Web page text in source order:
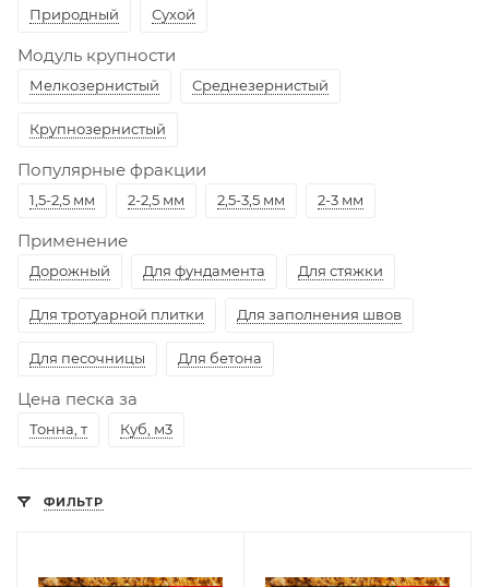
Природный Сухой
Модуль крупности
Мелкозернистый Среднезернистый
Крупнозернистый
Популярные фракции
1,5-2,5 мм 2-2,5 мм 2,5-3,5 мм 2-3 мм
Применение
Дорожный Для фундамента Для стяжки
Для тротуарной плитки Для заполнения швов
Для песочницы Для бетона
Цена песка за
Тонна, т Куб, м3
ФИЛЬТР